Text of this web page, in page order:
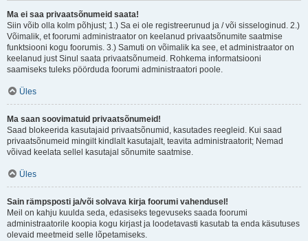
Ma ei saa privaatsõnumeid saata!
Siin võib olla kolm põhjust; 1.) Sa ei ole registreerunud ja / või sisseloginud. 2.)
Võimalik, et foorumi administraator on keelanud privaatsõnumite saatmise
funktsiooni kogu foorumis. 3.) Samuti on võimalik ka see, et administraator on
keelanud just Sinul saata privaatsõnumeid. Rohkema informatsiooni
saamiseks tuleks pöörduda foorumi administraatori poole.
Üles
Ma saan soovimatuid privaatsõnumeid!
Saad blokeerida kasutajaid privaatsõnumid, kasutades reegleid. Kui saad
privaatsõnumeid mingilt kindlalt kasutajalt, teavita administraatorit; Nemad
võivad keelata sellel kasutajal sõnumite saatmise.
Üles
Sain rämpsposti ja/või solvava kirja foorumi vahendusel!
Meil on kahju kuulda seda, edasiseks tegevuseks saada foorumi
administraatorile koopia kogu kirjast ja loodetavasti kasutab ta enda käsutuses
olevaid meetmeid selle lõpetamiseks.